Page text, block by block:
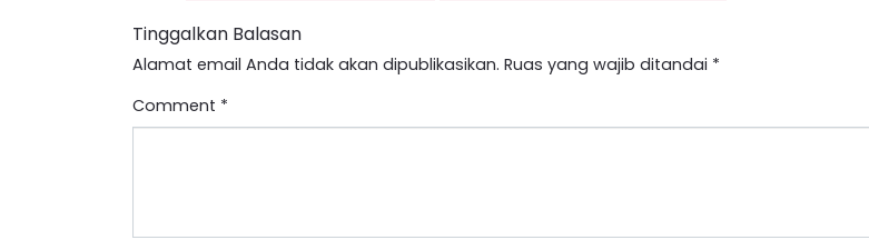
Tinggalkan Balasan
Alamat email Anda tidak akan dipublikasikan. Ruas yang wajib ditandai *
Comment *